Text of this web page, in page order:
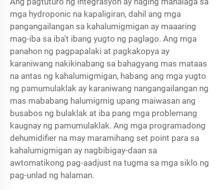
mga hydroponic na kapaligiran, dahil ang mga
pangangailangan sa kahalumigmigan ay maaaring
mag-iba sa iba't ibang yugto ng paglago. Ang mga
panahon ng pagpapalaki at pagkakopya ay
karaniwang nakikinabang sa bahagyang mas mataas
na antas ng kahalumigmigan, habang ang mga yugto
ng pamumulaklak ay karaniwang nangangailangan ng
mas mababang halumigmig upang maiwasan ang
busabos ng bulaklak at iba pang mga problemang
kaugnay ng pamumulaklak. Ang mga programadong
dehumidifier na may maramihang set point para sa
kahalumigmigan ay nagbibigay-daan sa
awtomatikong pag-aadjust na tugma sa mga siklo ng
pag-unlad ng halaman.